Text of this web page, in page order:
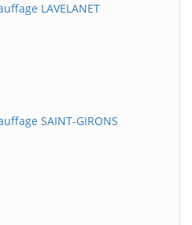
LAVELANET
SAINT-GIRONS